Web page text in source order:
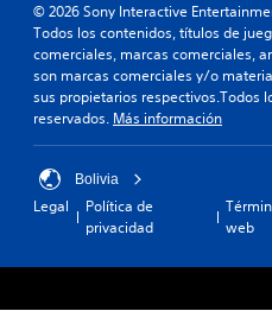
© 2026 Sony Interactive
Todos los contenidos, títulos de
comerciales, marcas comerciales,
son marcas comerciales y/o
sus propietarios respectivos.Todos
reservados. Más información
Bolivia
Legal
Política de
privacidad
web